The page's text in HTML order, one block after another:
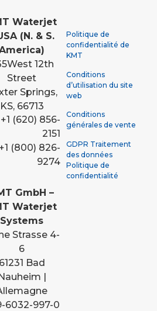
Waterjet
(N. & S.
West 12th
Street
Springs,
KS, 66713
+1 (620) 856-
2151
+1 (800) 826-
9274
GmbH –
Waterjet
Systems
Strasse 4-
6
61231 Bad
Nauheim |
6032-997-0
Politique de
confidentialité de
KMT
Conditions
d’utilisation du site
web
Conditions
générales de vente
GDPR Traitement
des données
Politique de
confidentialité